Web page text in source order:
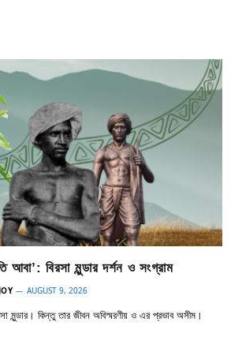
আবা’: বিরসা মুন্ডার দর্শন ও সংগ্রাম
AUGUST 9, 2026
মুন্ডার। কিন্তু তার জীবন অবিস্মরণীয় ও এর প্রভাব অসীম।